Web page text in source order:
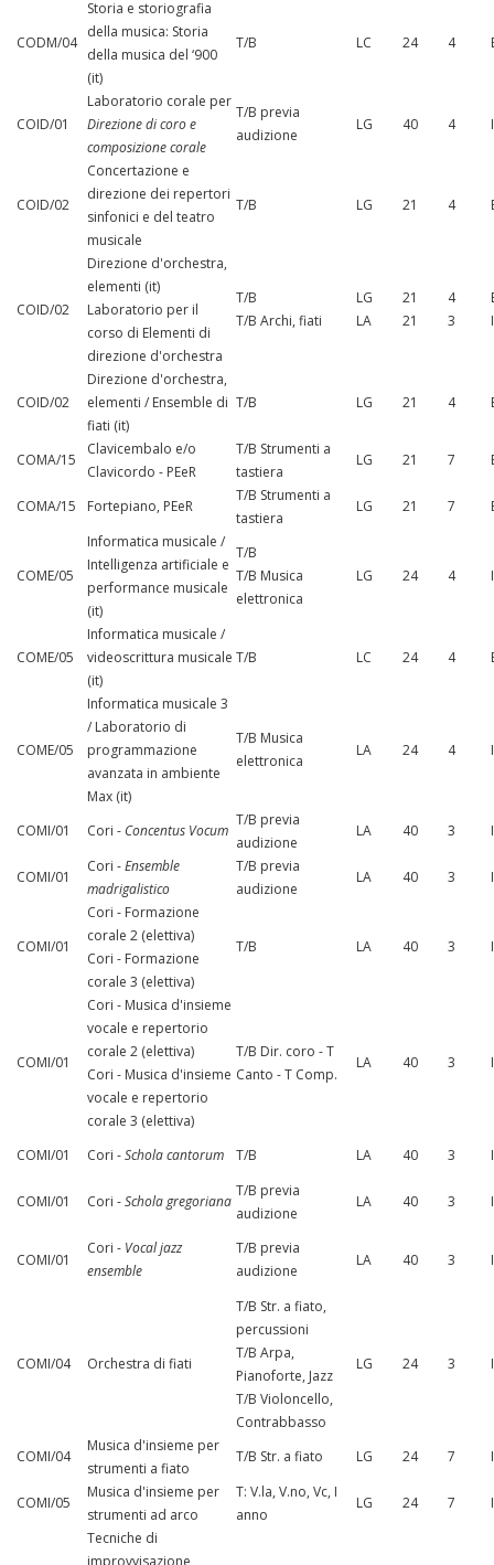
CODM/04
Storia e storiografia
della musica: Storia
della musica del ‘900
(it)
T/B LC 24 4
COID/01
Laboratorio corale per
Direzione di coro e
composizione corale
T/B previa
audizione
LG 40 4
COID/02
Concertazione e
direzione dei repertori
sinfonici e del teatro
musicale
T/B LG 21 4
COID/02
Direzione d'orchestra,
elementi (it)
Laboratorio per il
corso di Elementi di
direzione d'orchestra
T/B
T/B Archi, fiati
LG
LA
21
21
4
3
COID/02
Direzione d'orchestra,
elementi / Ensemble di
fiati (it)
T/B LG 21 4
COMA/15
Clavicembalo e/o
Clavicordo - PEeR
T/B Strumenti a
tastiera
LG 21 7
COMA/15 Fortepiano, PEeR
T/B Strumenti a
tastiera
LG 21 7
COME/05
Informatica musicale /
Intelligenza artificiale e
performance musicale
(it)
T/B
T/B Musica
elettronica
LG 24 4
COME/05
Informatica musicale /
videoscrittura musicale
(it)
T/B LC 24 4
COME/05
Informatica musicale 3
/ Laboratorio di
programmazione
avanzata in ambiente
Max (it)
T/B Musica
elettronica
LA 24 4
COMI/01 Cori - Concentus Vocum
T/B previa
audizione
LA 40 3
COMI/01
Cori -Ensemble
madrigalistico
T/B previa
audizione
LA 40 3
COMI/01
Cori - Formazione
corale 2 (elettiva)
Cori - Formazione
corale 3 (elettiva)
T/B LA 40 3
COMI/01
Cori - Musica d'insieme
vocale e repertorio
corale 2 (elettiva)
Cori - Musica d'insieme
vocale e repertorio
corale 3 (elettiva)
T/B Dir. coro - T
Canto - T Comp.
LA 40 3
COMI/01 Cori -Schola cantorum T/B LA 40 3
COMI/01 Cori -Schola gregoriana
T/B previa
audizione
LA 40 3
COMI/01
Cori - Vocal jazz
ensemble
T/B previa
audizione
LA 40 3
COMI/04 Orchestra di fiati
T/B Str. a fiato,
percussioni
T/B Arpa,
Pianoforte, Jazz
T/B Violoncello,
Contrabbasso
LG 24 3
COMI/04
Musica d'insieme per
strumenti a fiato
T/B Str. a fiato LG 24 7
COMI/05
Musica d'insieme per
strumenti ad arco
T: V.la, V.no, Vc, I
anno
LG 24 7
Tecniche di
improvvisazione